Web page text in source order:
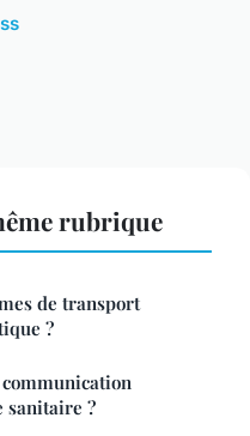
rubrique
de transport
?
sanitaire ?